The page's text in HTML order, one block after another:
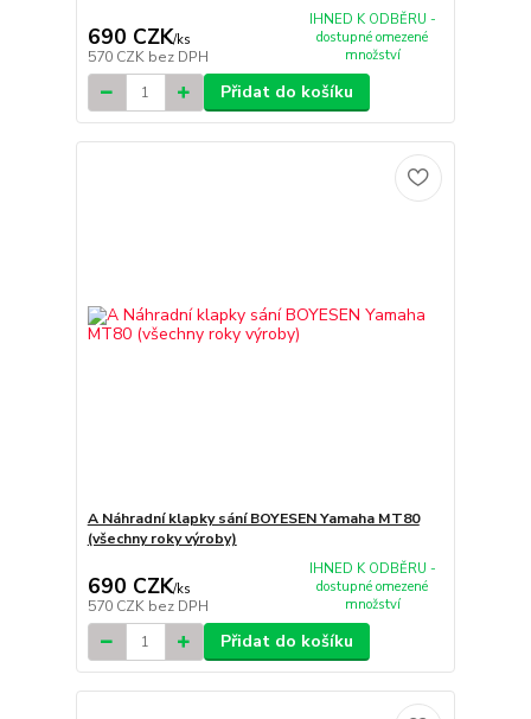
690 CZK/ks
570 CZK bez DPH
IHNED K ODBĚRU -
dostupné omezené
množství
Přidat do košíku
A Náhradní klapky sání BOYESEN Yamaha MT80
(všechny roky výroby)
690 CZK/ks
570 CZK bez DPH
IHNED K ODBĚRU -
dostupné omezené
množství
Přidat do košíku